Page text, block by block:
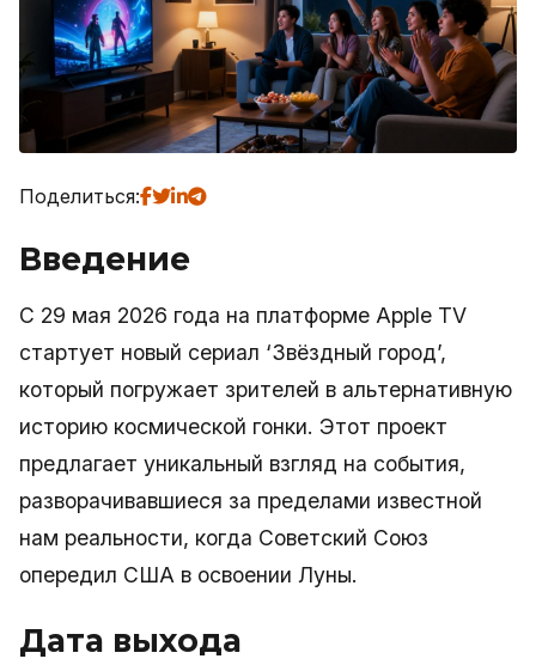
Поделиться:
Введение
С 29 мая 2026 года на платформе Apple TV
стартует новый сериал ‘Звёздный город’,
который погружает зрителей в альтернативную
историю космической гонки. Этот проект
предлагает уникальный взгляд на события,
разворачивавшиеся за пределами известной
нам реальности, когда Советский Союз
опередил США в освоении Луны.
Дата выхода